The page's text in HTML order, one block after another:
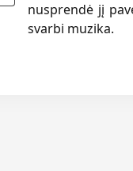
nusprendė jį
svarbi muzika.